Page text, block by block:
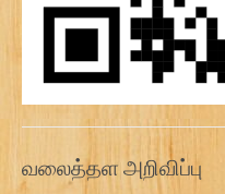
வலைத்தள அறிவிப்பு